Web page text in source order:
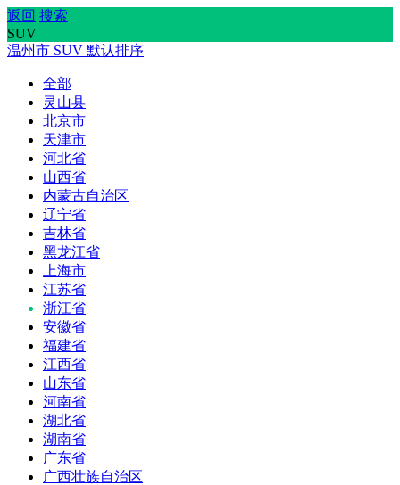
返回 搜索
SUV
温州市 SUV 默认排序
全部
灵山县
北京市
天津市
河北省
山西省
内蒙古自治区
辽宁省
吉林省
黑龙江省
上海市
江苏省
浙江省
安徽省
福建省
江西省
山东省
河南省
湖北省
湖南省
广东省
广西壮族自治区